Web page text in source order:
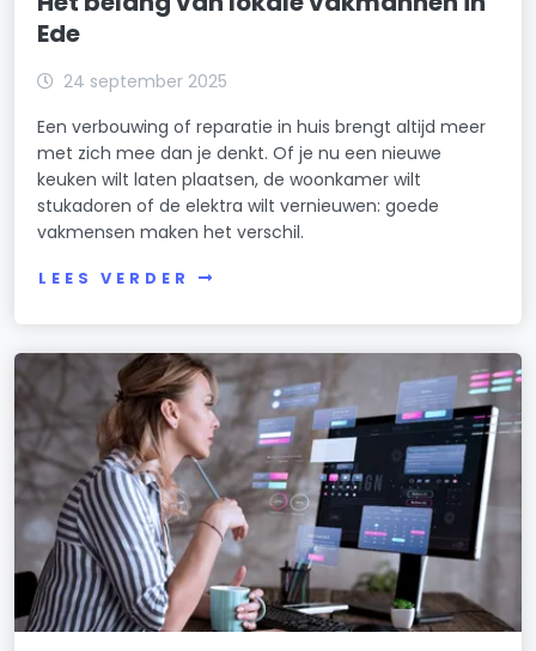
Ede
24 september 2025
Een verbouwing of reparatie in huis brengt altijd meer
met zich mee dan je denkt. Of je nu een nieuwe
keuken wilt laten plaatsen, de woonkamer wilt
stukadoren of de elektra wilt vernieuwen: goede
vakmensen maken het verschil.
LEES VERDER